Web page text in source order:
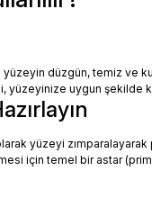
yüzeyin düzgün, temiz
yüzeyinize uygun şekilde
yüzeyi
için temel bir astar